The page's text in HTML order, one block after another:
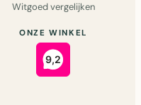
Witgoed vergelijken
ONZE WINKEL